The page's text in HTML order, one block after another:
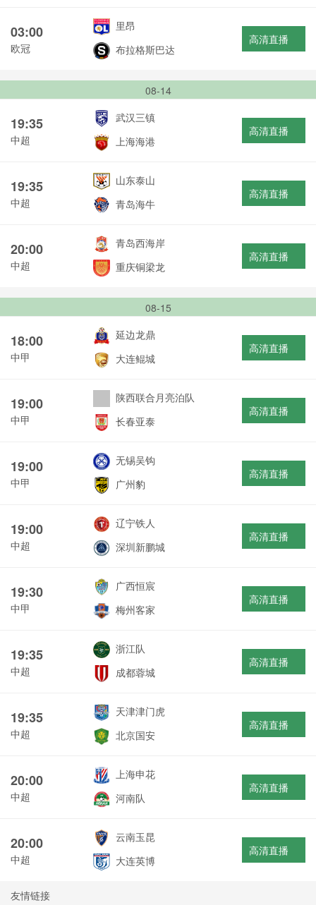
03:00
欧冠
里昂
布拉格斯巴达
高清直播
08-14
19:35
中超
武汉三镇
上海海港
高清直播
19:35
中超
山东泰山
青岛海牛
高清直播
20:00
中超
青岛西海岸
重庆铜梁龙
高清直播
08-15
18:00
中甲
延边龙鼎
大连鲲城
高清直播
19:00
中甲
陕西联合月亮泊队
长春亚泰
高清直播
19:00
中甲
无锡吴钩
广州豹
高清直播
19:00
中超
辽宁铁人
深圳新鹏城
高清直播
19:30
中甲
广西恒宸
梅州客家
高清直播
19:35
中超
浙江队
成都蓉城
高清直播
19:35
中超
天津津门虎
北京国安
高清直播
20:00
中超
上海申花
河南队
高清直播
20:00
中超
云南玉昆
大连英博
高清直播
友情链接